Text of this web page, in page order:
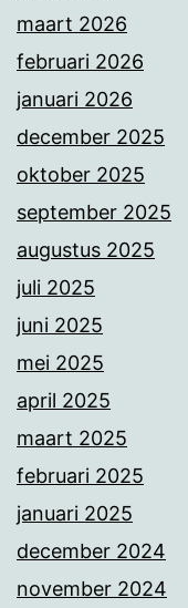
maart 2026
februari 2026
januari 2026
december 2025
oktober 2025
september 2025
augustus 2025
juli 2025
juni 2025
mei 2025
april 2025
maart 2025
februari 2025
januari 2025
december 2024
november 2024